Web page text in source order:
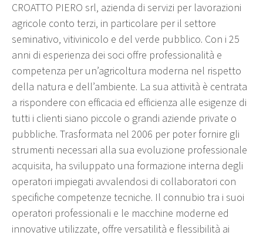
CROATTO PIERO srl, azienda di servizi per lavorazioni
agricole conto terzi, in particolare per il settore
seminativo, vitivinicolo e del verde pubblico. Con i 25
anni di esperienza dei soci offre professionalità e
competenza per un’agricoltura moderna nel rispetto
della natura e dell’ambiente. La sua attività è centrata
a rispondere con efficacia ed efficienza alle esigenze di
tutti i clienti siano piccole o grandi aziende private o
pubbliche. Trasformata nel 2006 per poter fornire gli
strumenti necessari alla sua evoluzione professionale
acquisita, ha sviluppato una formazione interna degli
operatori impiegati avvalendosi di collaboratori con
specifiche competenze tecniche. Il connubio tra i suoi
operatori professionali e le macchine moderne ed
innovative utilizzate, offre versatilità e flessibilità ai